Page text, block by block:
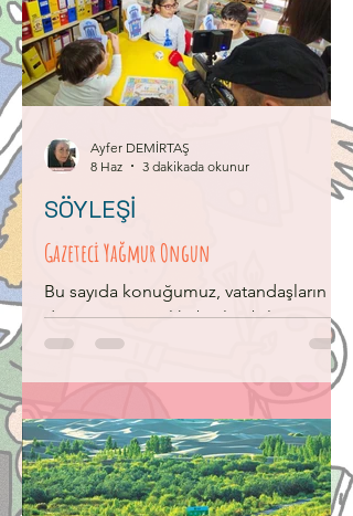
kokulu çiçekler açarmış. Güneş en tatlı
gülümsemesini bu diyara yollarmış.
Öyle ki bu şehrin güzelliği dilden dile
dört bir yana yayılmış. Dünyanın her
Gazeteci Yağmur Ongun
Bu sayıda konuğumuz, vatandaşların
doğru ve güncel haberleri bilmesi için
gazetecilik yapan Yağmur Ongun.
Kendisi hem mesleğini anlattı hem de
sorularımızı yanıtladı. Mesleğinizi nasıl
tanımlarsınız? Gazetecilik, bir olay ya da
durum hakkında insanları
bilgilendirmektir. Gün içinde yaşanan
SÖYLEŞİ
Ayfer DEMİRTAŞ
8 Haz
3 dakikada okunur